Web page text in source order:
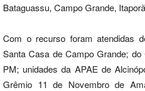
Bataguassu, Campo Grande,
Com o recurso foram atendidas
Santa Casa de Campo Grande;
PM; unidades da APAE de
Grêmio 11 de Novembro de